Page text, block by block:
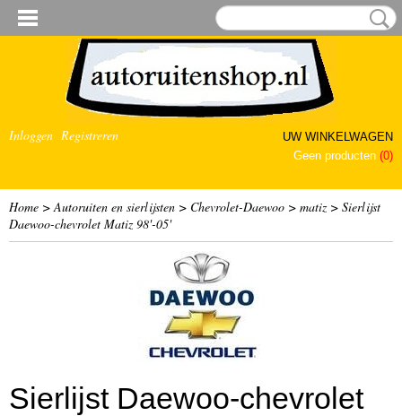
Inloggen Registreren
UW WINKELWAGEN
Geen producten (0)
Home >Autoruiten en sierlijsten > Chevrolet-Daewoo > matiz> Sierlijst
Daewoo-chevrolet Matiz 98'-05'
Sierlijst Daewoo-chevrolet